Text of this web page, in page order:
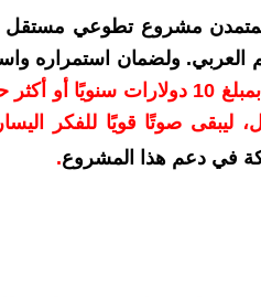
مشروع تطوعي مستقل
العربي. ولضمان استمراره
بدعمكم بمبلغ 10 دولارات
ليبقى صوتًا قويًا للفكر
في دعم هذا المشروع.